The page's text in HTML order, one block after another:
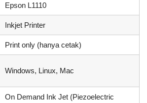
Epson L1110
Inkjet Printer
Print only (hanya cetak)
Windows, Linux, Mac
On Demand Ink Jet (Piezoelectric